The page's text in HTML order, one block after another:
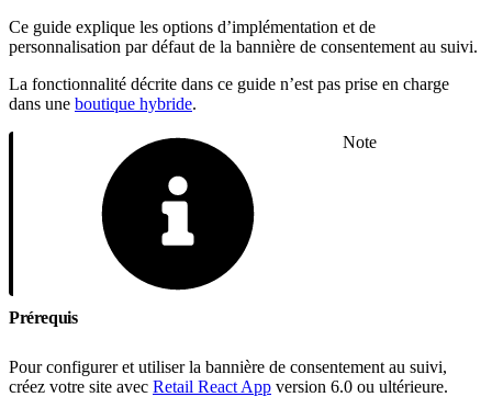
Ce guide explique les options d’implémentation et de
personnalisation par défaut de la bannière de consentement au suivi.
La fonctionnalité décrite dans ce guide n’est pas prise en charge
dans une boutique hybride.
Note
Prérequis
Pour configurer et utiliser la bannière de consentement au suivi,
créez votre site avec Retail React App version 6.0 ou ultérieure.